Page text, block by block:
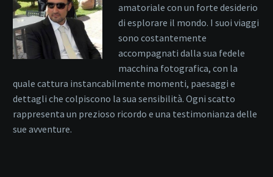
amatoriale con un forte desiderio
di esplorare il mondo. I suoi viaggi
sono costantemente
accompagnati dalla sua fedele
macchina fotografica, con la
quale cattura instancabilmente momenti, paesaggi e
dettagli che colpiscono la sua sensibilità. Ogni scatto
rappresenta un prezioso ricordo e una testimonianza delle
sue avventure.